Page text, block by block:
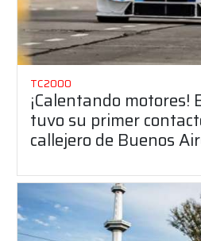
TC2000
¡Calentando motores!
tuvo su primer
callejero de Buenos